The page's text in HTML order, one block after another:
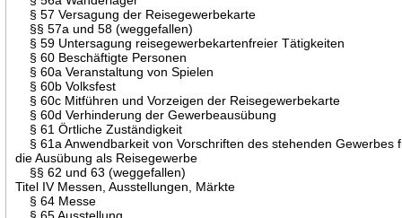
§ 57 Versagung der Reisegewerbekarte
§§ 57a und 58 (weggefallen)
§ 59 Untersagung reisegewerbekartenfreier Tätigkeiten
§ 60 Beschäftigte Personen
§ 60a Veranstaltung von Spielen
§ 60b Volksfest
§ 60c Mitführen und Vorzeigen der Reisegewerbekarte
§ 60d Verhinderung der Gewerbeausübung
§ 61 Örtliche Zuständigkeit
§ 61a Anwendbarkeit von Vorschriften des stehenden Gewerbes
die Ausübung als Reisegewerbe
§§ 62 und 63 (weggefallen)
Titel IV Messen, Ausstellungen, Märkte
§ 64 Messe
§ 65 Ausstellung